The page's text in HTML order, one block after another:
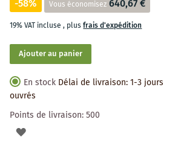
-58% Vous économisez 640,67 €
19% VAT incluse, plusfrais d'expédition
Ajouter au panier
En stock Délai de livraison: 1-3 jours
ouvrés
Points de livraison:500
AJOUTER